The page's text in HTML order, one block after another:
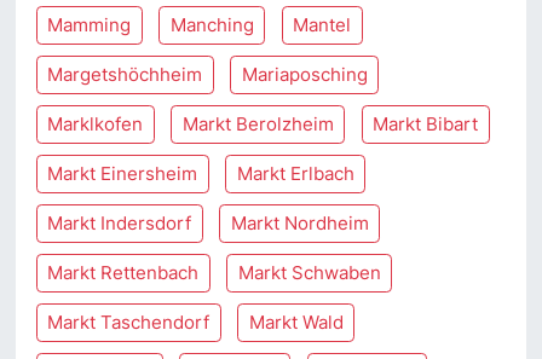
Mamming Manching Mantel
Margetshöchheim Mariaposching
Marklkofen Markt Berolzheim Markt Bibart
Markt Einersheim Markt Erlbach
Markt Indersdorf Markt Nordheim
Markt Rettenbach Markt Schwaben
Markt Taschendorf Markt Wald